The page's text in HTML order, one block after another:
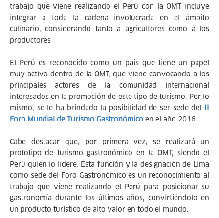
trabajo que viene realizando el Perú con la OMT incluye
integrar a toda la cadena involucrada en el ámbito
culinario, considerando tanto a agricultores como a los
productores
El Perú es reconocido como un país que tiene un papel
muy activo dentro de la OMT, que viene convocando a los
principales actores de la comunidad internacional
interesados en la promoción de este tipo de turismo. Por lo
mismo, se le ha brindado la posibilidad de ser sede del II
Foro Mundial de Turismo Gastronómico en el año 2016.
Cabe destacar que, por primera vez, se realizará un
prototipo de turismo gastronómico en la OMT, siendo el
Perú quien lo lidere. Esta función y la designación de Lima
como sede del Foro Gastronómico es un reconocimiento al
trabajo que viene realizando el Perú para posicionar su
gastronomía durante los últimos años, convirtiéndolo en
un producto turístico de alto valor en todo el mundo.